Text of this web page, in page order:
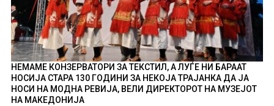
НЕМАМЕ КОНЗЕРВАТОРИ ЗА ТЕКСТИЛ, А ЛУЃЕ НИ БАРААТ
НОСИЈА СТАРА 130 ГОДИНИ ЗА НЕКОЈА ТРАЈАНКА ДА ЈА
НОСИ НА МОДНА РЕВИЈА, ВЕЛИ ДИРЕКТОРОТ НА МУЗЕЈОТ
НА МАКЕДОНИЈА